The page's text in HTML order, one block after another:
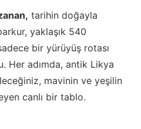
tarihin doğayla
yaklaşık 540
bir yürüyüş rotası
Her adımda, antik Likya
mavinin ve yeşilin
canlı bir tablo.